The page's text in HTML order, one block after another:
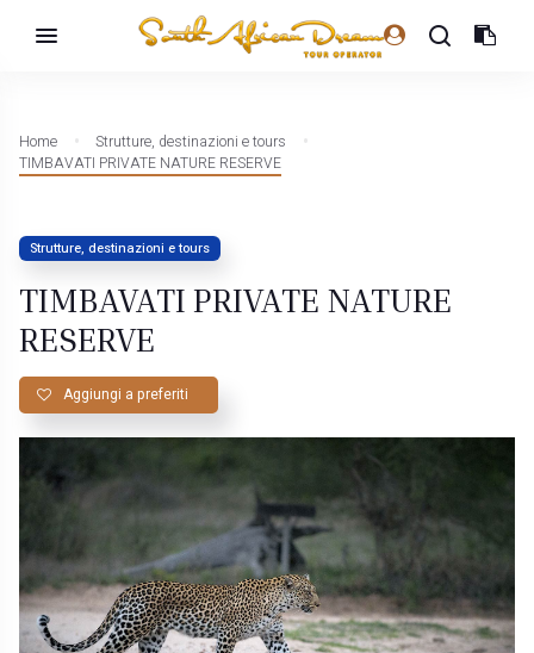
Home
Strutture, destinazioni e tours
TIMBAVATI PRIVATE NATURE RESERVE
Strutture, destinazioni e tours
TIMBAVATI PRIVATE NATURE
RESERVE
Aggiungi a preferiti